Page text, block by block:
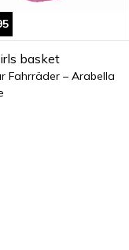
basket
Fahrräder – Arabella